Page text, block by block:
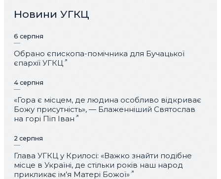
Новини УГКЦ
6 серпня
Обрано єпископа-помічника для Бучацької
єпархії УГКЦ
4 серпня
«Гора є місцем, де людина особливо відкриває
Божу присутність», — Блаженніший Святослав
на горі Піп Іван
2 серпня
Глава УГКЦ у Крилосі: «Важко знайти подібне
місце в Україні, де стільки років наш народ
прикликає ім’я Матері Божої»